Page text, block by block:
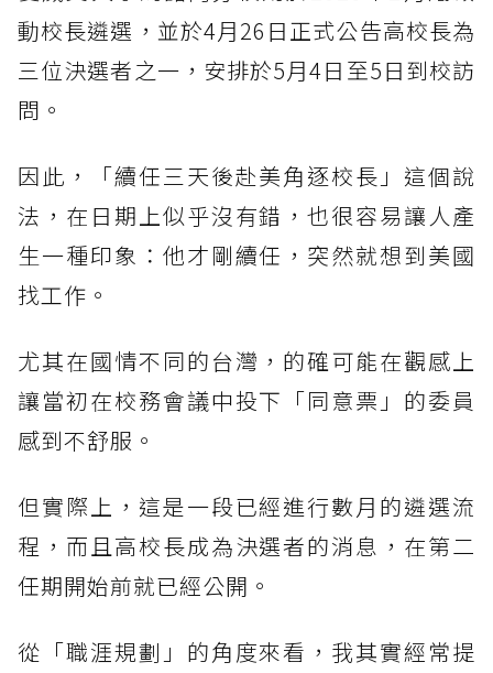
動校長遴選，並於4月26日正式公告高校長為
三位決選者之一，安排於5月4日至5日到校訪
問。
因此，「續任三天後赴美角逐校長」這個說
法，在日期上似乎沒有錯，也很容易讓人產
生一種印象：他才剛續任，突然就想到美國
找工作。
尤其在國情不同的台灣，的確可能在觀感上
讓當初在校務會議中投下「同意票」的委員
感到不舒服。
但實際上，這是一段已經進行數月的遴選流
程，而且高校長成為決選者的消息，在第二
任期開始前就已經公開。
從「職涯規劃」的角度來看，我其實經常提